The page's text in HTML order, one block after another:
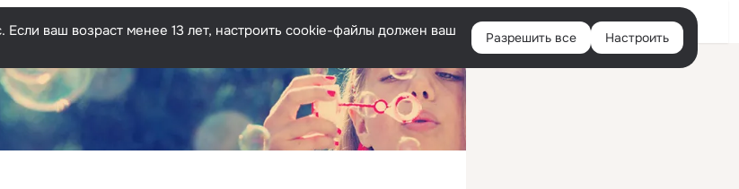
Войти
ваш возраст менее 13 лет, настроить cookie-файлы должен ваш
Разрешить все Настроить